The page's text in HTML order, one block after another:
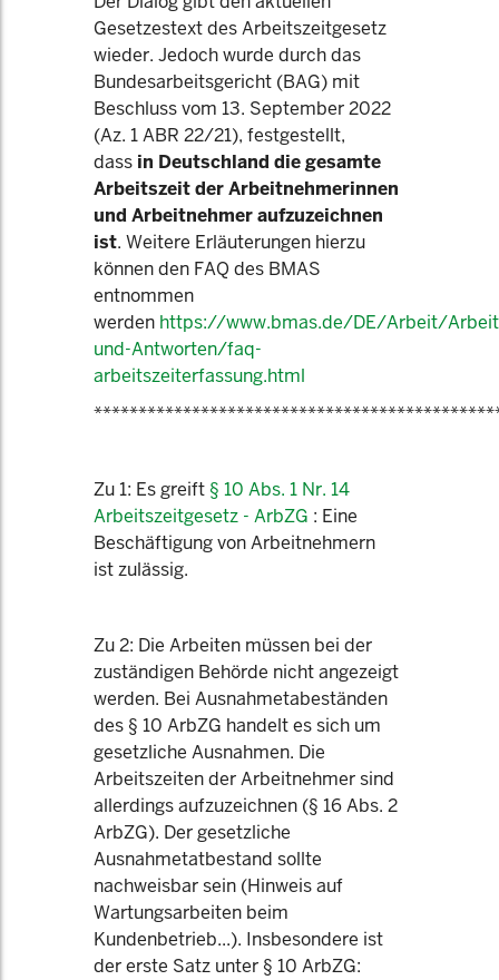
Gesetzestext des Arbeitszeitgesetz
wieder. Jedoch wurde durch das
Bundesarbeitsgericht (BAG) mit
Beschluss vom 13. September 2022
(Az. 1 ABR 22/21), festgestellt,
dass in Deutschland die gesamte
Arbeitszeit der Arbeitnehmerinnen
und Arbeitnehmer aufzuzeichnen
ist. Weitere Erläuterungen hierzu
können den FAQ des BMAS
entnommen
werden https://www.bmas.de/DE/Arbeit/
und-Antworten/faq-
arbeitszeiterfassung.html
Zu 1: Es greift § 10 Abs. 1 Nr. 14
Arbeitszeitgesetz - ArbZG : Eine
Beschäftigung von Arbeitnehmern
ist zulässig.
Zu 2: Die Arbeiten müssen bei der
zuständigen Behörde nicht angezeigt
werden. Bei Ausnahmetabeständen
des § 10 ArbZG handelt es sich um
gesetzliche Ausnahmen. Die
Arbeitszeiten der Arbeitnehmer sind
allerdings aufzuzeichnen (§ 16 Abs. 2
ArbZG). Der gesetzliche
Ausnahmetatbestand sollte
nachweisbar sein (Hinweis auf
Wartungsarbeiten beim
Kundenbetrieb...). Insbesondere ist
der erste Satz unter § 10 ArbZG: